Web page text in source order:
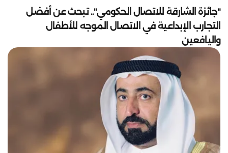
"جائزة الشارقة للاتصال الحكومي".. تبحث عن أفضل
التجارب الإبداعية في الاتصال الموجه للأطفال
واليافعين